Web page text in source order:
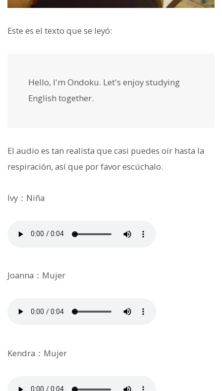
Este es el texto que se leyó:
Hello, I'm Ondoku. Let's enjoy studying
English together.
El audio es tan realista que casi puedes oír hasta la
respiración, así que por favor escúchalo.
Ivy：Niña
Joanna：Mujer
Kendra：Mujer